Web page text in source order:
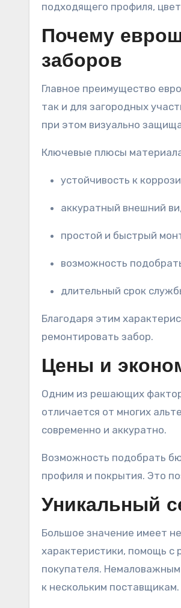
подходящего профиля,
Почему
заборов
Главное преимущество
так и для загородных
при этом визуально
Ключевые плюсы
устойчивость к
аккуратный внешний
простой и быстрый
возможность
длительный срок
Благодаря этим
ремонтировать забор.
Цены и
Одним из решающих
отличается от многих
современно и аккуратно.
Возможность подобрать
профиля и покрытия. Это
Уникальный
Большое значение имеет
характеристики, помощь с
покупателя.
к нескольким поставщикам.